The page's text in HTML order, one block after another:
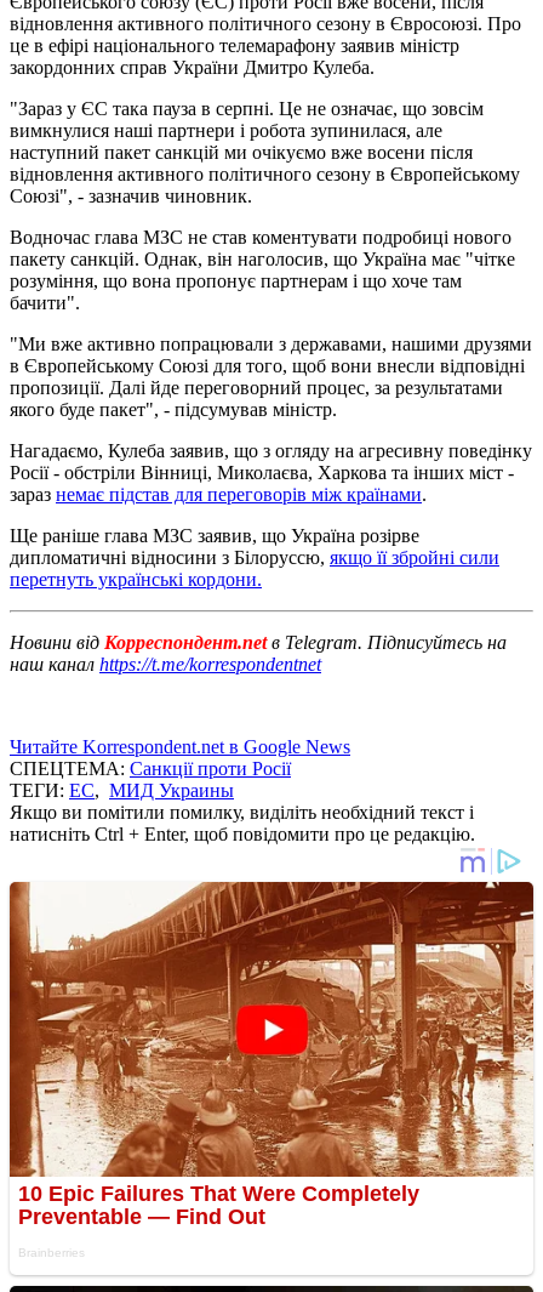
відновлення активного політичного сезону в Євросоюзі. Про
це в ефірі національного телемарафону заявив міністр
закордонних справ України Дмитро Кулеба.
"Зараз у ЄС така пауза в серпні. Це не означає, що зовсім
вимкнулися наші партнери і робота зупинилася, але
наступний пакет санкцій ми очікуємо вже восени після
відновлення активного політичного сезону в Європейському
Союзі", - зазначив чиновник.
Водночас глава МЗС не став коментувати подробиці нового
пакету санкцій. Однак, він наголосив, що Україна має "чітке
розуміння, що вона пропонує партнерам і що хоче там
бачити".
"Ми вже активно попрацювали з державами, нашими друзями
в Європейському Союзі для того, щоб вони внесли відповідні
пропозиції. Далі йде переговорний процес, за результатами
якого буде пакет", - підсумував міністр.
Нагадаємо, Кулеба заявив, що з огляду на агресивну поведінку
Росії - обстріли Вінниці, Миколаєва, Харкова та інших міст -
зараз немає підстав для переговорів між країнами.
Ще раніше глава МЗС заявив, що Україна розірве
дипломатичні відносини з Білоруссю, якщо її збройні сили
перетнуть українські кордони.
Новини від Корреспондент.netв Telegram. Підписуйтесь на
наш канал https://t.me/korrespondentnet
Читайте Korrespondent.net в Google News
СПЕЦТЕМА: Санкції проти Росії
ТЕГИ: ЕС, МИД Украины
Якщо ви помітили помилку, виділіть необхідний текст і
натисніть Ctrl + Enter, щоб повідомити про це редакцію.